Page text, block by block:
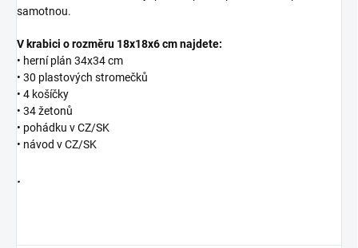
samotnou.
V krabici o rozměru 18x18x6 cm najdete:
• herní plán 34x34 cm
• 30 plastových stromečků
• 4 košíčky
• 34 žetonů
• pohádku v CZ/SK
• návod v CZ/SK
.